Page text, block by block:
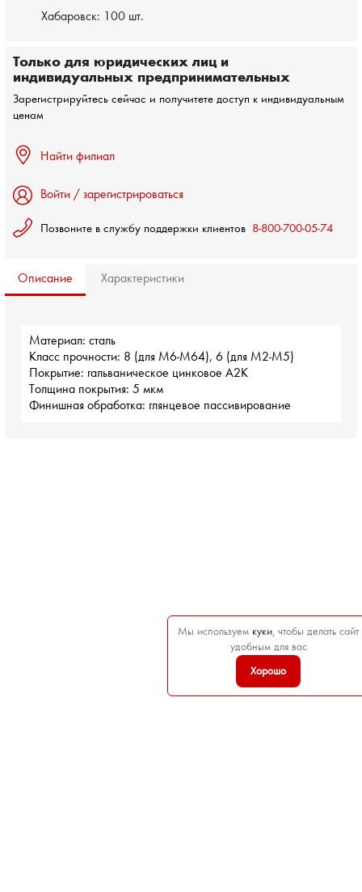
Мы используем куки, чтобы делать сайт
удобным для вас
Хорошо
Хабаровск:
100 шт.
Только для юридических лиц и
индивидуальных предпринимательных
Зарегистрируйтесь сейчас и получитете доступ к индивидуальным
ценам
Найти филиал
Войти / зарегистрироваться
Позвоните в службу поддержки клиентов 8-800-700-05-74
Описание Характеристики
Материал: сталь
Класс прочности: 8 (для М6-М64), 6 (для М2-М5)
Покрытие: гальваническое цинковое А2К
Толщина покрытия: 5 мкм
Финишная обработка: глянцевое пассивирование